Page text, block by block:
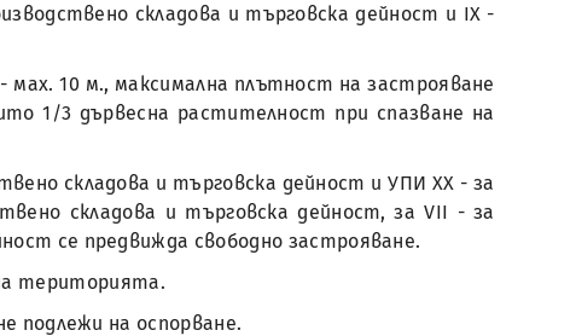
складова и търговска дейност и IX -
10 м., максимална плътност на застрояване
1/3 дървесна растителност при спазване на
складова и търговска дейност и УПИ XX - за
складова и търговска дейност, за VII - за
се предвижда свободно застрояване.
територията.
подлежи на оспорване.